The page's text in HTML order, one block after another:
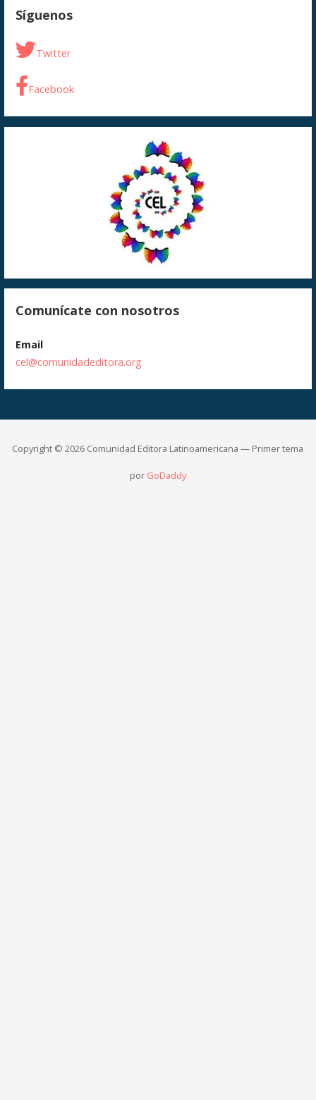
Síguenos
Twitter
Facebook
Comunícate con nosotros
Email
cel@comunidadeditora.org
Copyright © 2026 Comunidad Editora Latinoamericana — Primer tema
por GoDaddy